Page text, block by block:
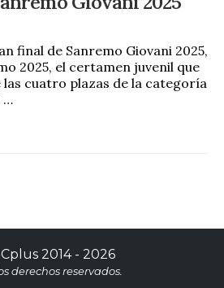
final de Sanremo Giovani 2025,
2025, el certamen juvenil que
las cuatro plazas de la categoría
…
2014 - 2026
derechos reservados.